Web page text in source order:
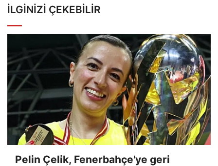
İLGINIZI ÇEKEBILIR
Pelin Çelik, Fenerbahçe'ye geri